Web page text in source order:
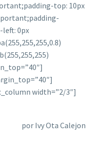
top: 10px
0px
width=”2/3″]
por Ivy Ota Calejon